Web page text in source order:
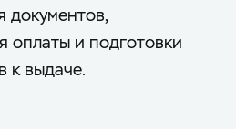
документов,
оплаты и подготовки
к выдаче.